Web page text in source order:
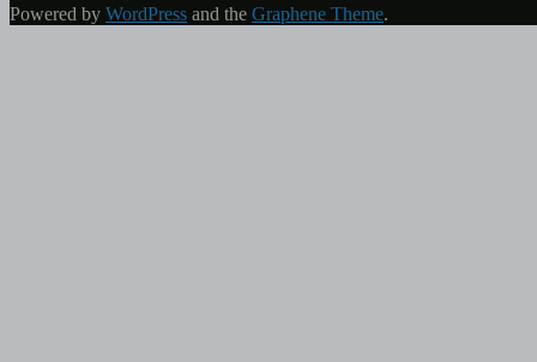
Powered by WordPress and the Graphene Theme.